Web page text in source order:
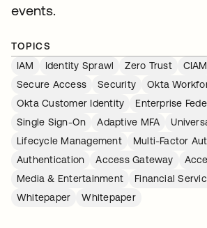
events.
TOPICS
IAM
Identity Sprawl Zero Trust CIAM
Secure Access
Security
Okta
Okta Customer Identity
Enterprise
Single Sign-On
Adaptive MFA
Lifecycle Management
Multi-Factor
Authentication
Access Gateway
Media & Entertainment
Financial
Whitepaper
Whitepaper